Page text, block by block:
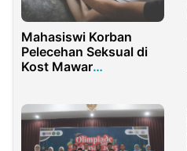
Mahasiswi Korban
Pelecehan Seksual di
Kost Mawar